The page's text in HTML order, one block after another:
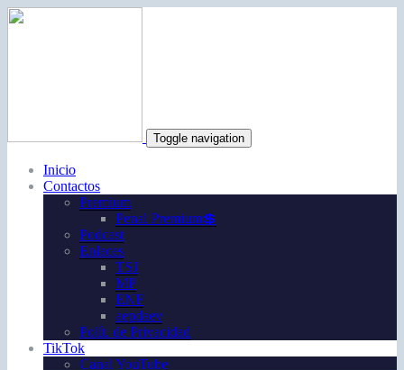
Toggle navigation
Inicio
Contactos
Premium
Penal Premium💲
Podcast
Enlaces
TSJ
MP
ENF
aepdaev
Polít. de Privacidad
TikTok
Canal YouTube